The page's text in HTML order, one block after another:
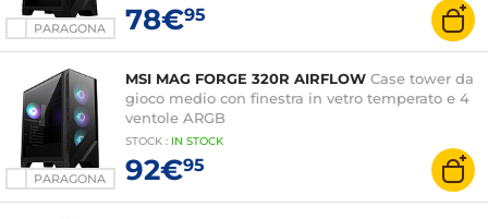
PARAGONA 78€95
PARAGONA
MSI MAG FORGE 320R AIRFLOW Case tower da
gioco medio con finestra in vetro temperato e 4
ventole ARGB
STOCK : IN STOCK
92€95